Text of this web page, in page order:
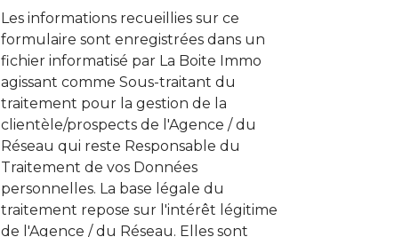
Les informations recueillies sur ce
formulaire sont enregistrées dans un
fichier informatisé par La Boite Immo
agissant comme Sous-traitant du
traitement pour la gestion de la
clientèle/prospects de l'Agence / du
Réseau qui reste Responsable du
Traitement de vos Données
personnelles. La base légale du
traitement repose sur l'intérêt légitime
de l'Agence / du Réseau. Elles sont